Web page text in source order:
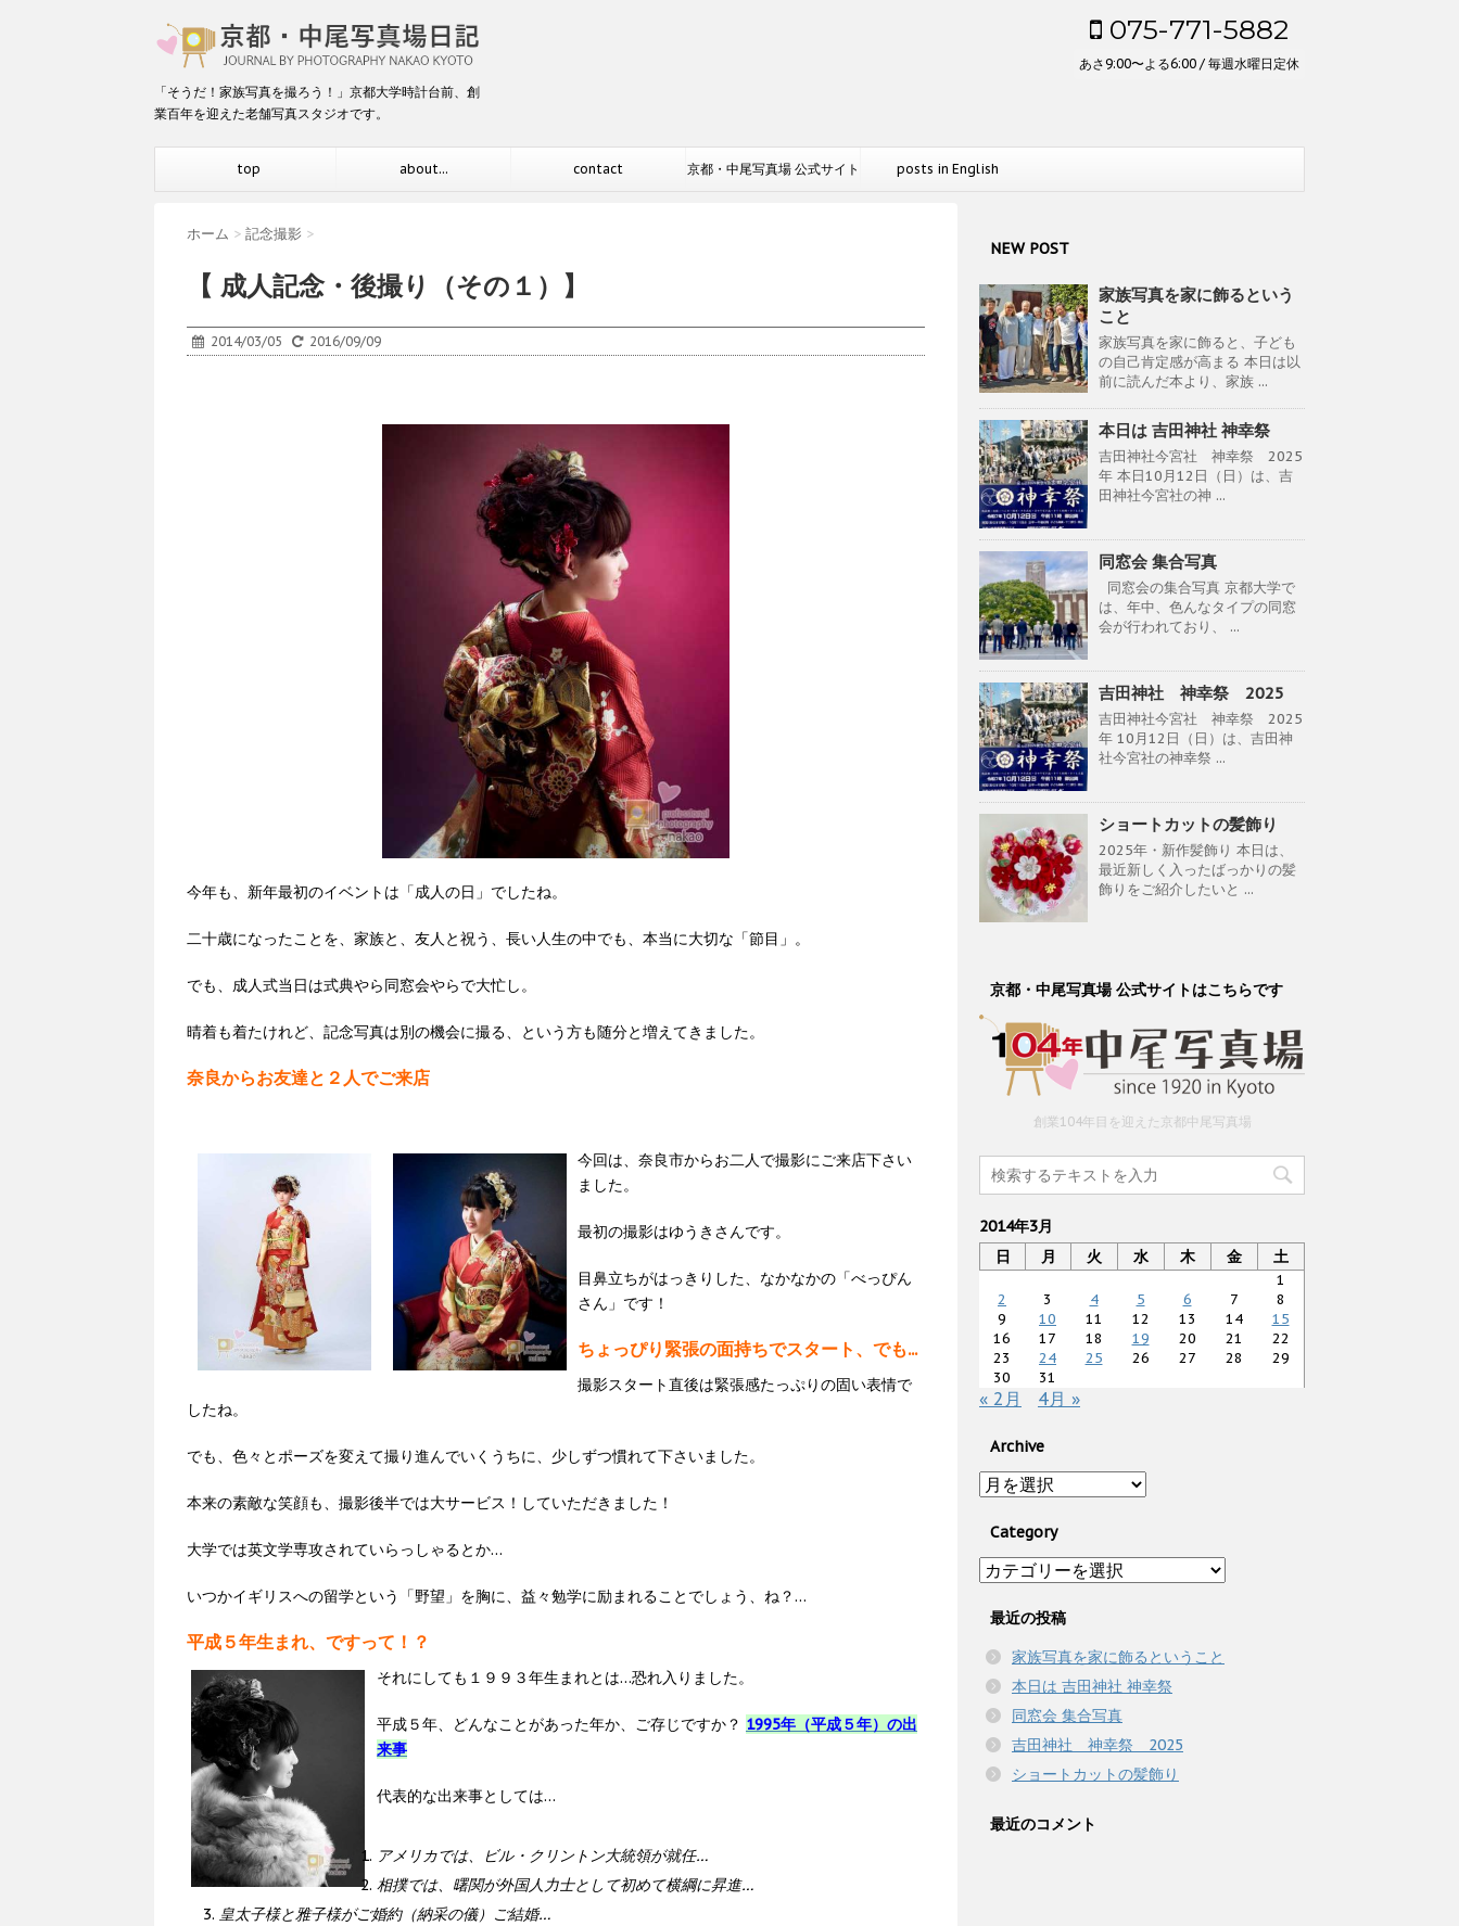
「そうだ！家族写真を撮ろう！」京都大学時計台前、創
業百年を迎えた老舗写真スタジオです。
075-771-5882
あさ9:00〜よる6:00 / 毎週水曜日定休
top about... contact 京都・中尾写真場 公式サイト posts in English
ホーム > 記念撮影 >
【 成人記念・後撮り（その１）】
2014/03/05 2016/09/09
今年も、新年最初のイベントは「成人の日」でしたね。
二十歳になったことを、家族と、友人と祝う、 長い人生の中でも、本当に大切な「節目」。
でも、成人式当日は式典やら同窓会やらで大忙し。
晴着も着たけれど、 記念写真は別の機会に撮る、という方も随分と増えてきました。
奈良からお友達と２人でご来店
今回は、奈良市からお二人で撮影にご来店下さい
ました。
最初の撮影はゆうきさんです。
目鼻立ちがはっきりした、なかなかの「べっぴん
さん」です！
ちょっぴり緊張の面持ちでスタート、でも...
撮影スタート直後は緊張感たっぷりの固い表情で
したね。
でも、色々とポーズを変えて撮り進んでいくうちに、少しずつ慣れて下さいました。
本来の素敵な笑顔も、撮影後半では大サービス！していただきました！
大学では英文学専攻されていらっしゃるとか…
いつかイギリスへの留学という「野望」を胸に、益々勉学に励まれることでしょう、ね？…
平成５年生まれ、ですって！？
それにしても１９９３年生まれとは…恐れ入りました。
平成５年、どんなことがあった年か、ご存じですか？ 1995年（平成５年）の出
来事
代表的な出来事としては…
アメリカでは、ビル・クリントン大統領が就任…
相撲では、曙関が外国人力士として初めて横綱に昇進…
皇太子様と雅子様がご婚約（納采の儀）ご結婚…
NEW POST
家族写真を家に飾るという
こと
家族写真を家に飾ると、子ども
の自己肯定感が高まる 本日は以
前に読んだ本より、家族 ...
本日は 吉田神社 神幸祭
吉田神社今宮社 神幸祭 2025
年 本日10月12日（日）は、吉
田神社今宮社の神 ...
同窓会 集合写真
同窓会の集合写真 京都大学で
は、年中、色んなタイプの同窓
会が行われており、 ...
吉田神社 神幸祭 2025
吉田神社今宮社 神幸祭 2025
年 10月12日（日）は、吉田神
社今宮社の神幸祭 ...
ショートカットの髪飾り
2025年・新作髪飾り 本日は、
最近新しく入ったばっかりの髪
飾りをご紹介したいと ...
京都・中尾写真場 公式サイトはこちらです
創業104年目を迎えた京都中尾写真場
2014年3月
日
月 火 水 木 金 土
1
2
3 4 5 6 7
8
9
10 11 12 13 14
15
16
17 18 19 20 21
22
23
24 25 26 27 28
29
30
31
« 2月 4月 »
Archive
Archive
Category
Category
最近の投稿
家族写真を家に飾るということ
本日は 吉田神社 神幸祭
同窓会 集合写真
吉田神社 神幸祭 2025
ショートカットの髪飾り
最近のコメント